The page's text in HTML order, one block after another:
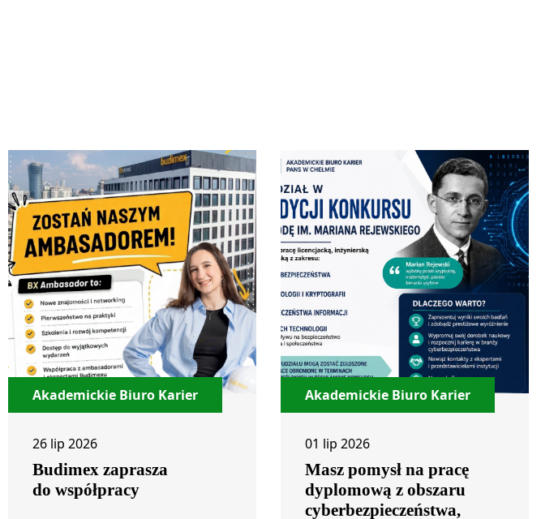
Akademickie Biuro Karier
26 lip 2026
Budimex zaprasza
do współpracy
Akademickie Biuro Karier
01 lip 2026
Masz pomysł na pracę
dyplomową z obszaru
cyberbezpieczeństwa,